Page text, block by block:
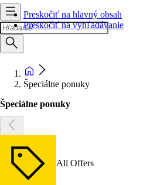
Preskočiť na hlavný obsah
Preskočiť na vyhľadávanie
Špeciálne ponuky
Špeciálne ponuky
All Offers